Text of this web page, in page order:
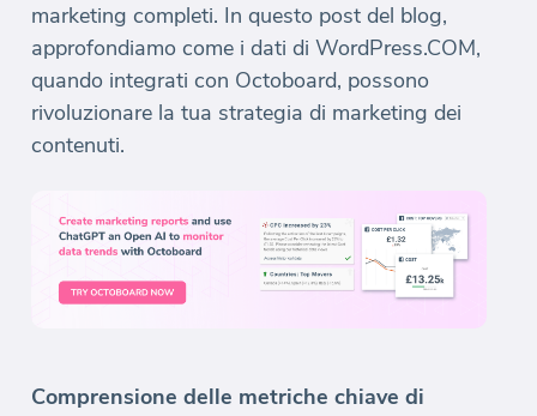
marketing completi. In questo post del blog,
approfondiamo come i dati di WordPress.COM,
quando integrati con Octoboard, possono
rivoluzionare la tua strategia di marketing dei
contenuti.
Comprensione delle metriche chiave di